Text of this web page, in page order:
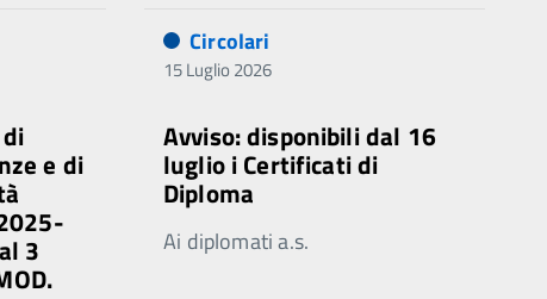
e di
3
Circolari
15 Luglio 2026
Avviso: disponibili dal 16
luglio i Certificati di
Diploma
Ai diplomati a.s.